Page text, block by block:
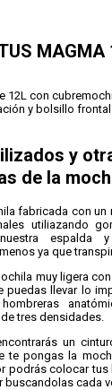
MAGMA
12L con
y bolsillo
y
de la
fabricada con
utiliazando
espalda
ya que
muy ligera
puedas llevar lo
tres densidades.
un
te pongas la
podrás colocar
buscandolas cada